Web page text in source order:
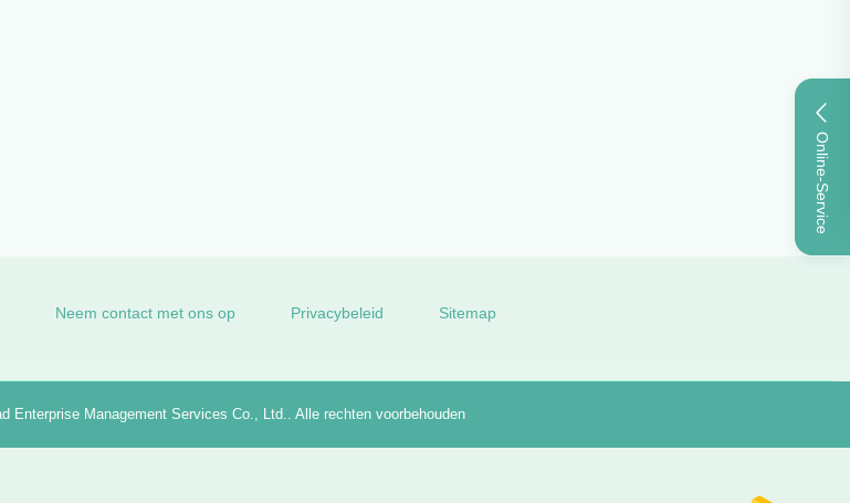
Online-Service
de Dierlijke Verwijderbare Gesneden Vinyloverdrukplaatjes Matrijs
Neem contact met ons op Privacybeleid Sitemap
Enterprise Management Services Co., Ltd.. Alle rechten voorbehouden